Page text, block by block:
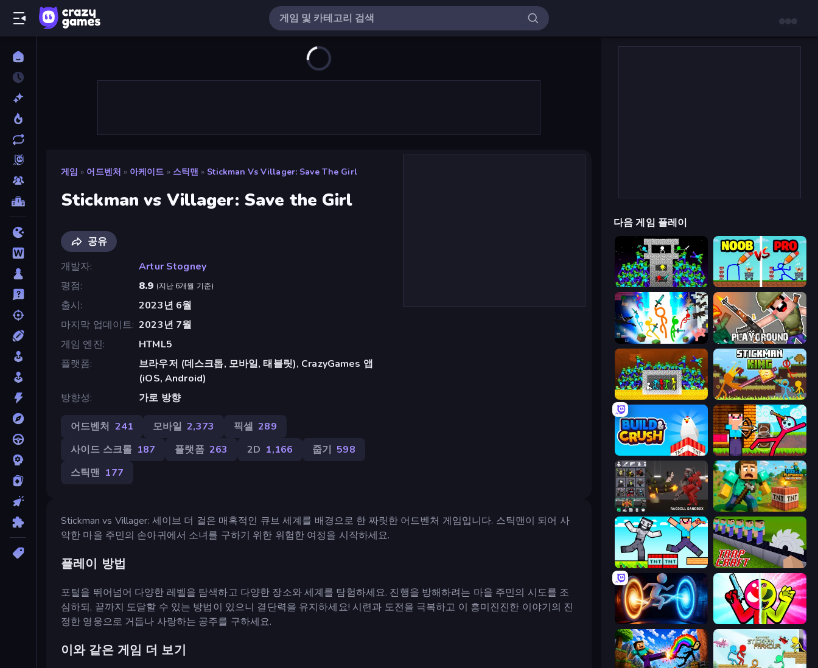
게임 » 어드벤처 » 아케이드 » 스틱맨 » Stickman Vs Villager: Save The Girl
Stickman vs Villager: Save the Girl
공유
개발자
Artur Stogney
평점
8.9 (지난 6개월 기준)
출시
2023년 6월
마지막 업데이트 2023년 7월
게임 엔진
HTML5
플랫폼
브라우저 (데스크톱, 모바일, 태블릿), CrazyGames 앱
(iOS, Android)
방향성
가로 방향
어드벤처 241 모바일 2,373 픽셀 289
사이드 스크롤 187 플랫폼 263 2D 1,166 줍기 598
스틱맨 177
Stickman vs Villager: 세이브 더 걸은 매혹적인 큐브 세계를 배경으로 한 짜릿한 어드벤처 게임입니다. 스틱맨이 되어 사
악한 마을 주민의 손아귀에서 소녀를 구하기 위한 위험한 여정을 시작하세요.
플레이 방법
포털을 뛰어넘어 다양한 레벨을 탐색하고 다양한 장소와 세계를 탐험하세요. 진행을 방해하려는 마을 주민의 시도를 조
심하되, 끝까지 도달할 수 있는 방법이 있으니 결단력을 유지하세요! 시련과 도전을 극복하고 이 흥미진진한 이야기의 진
정한 영웅으로 거듭나 사랑하는 공주를 구하세요.
이와 같은 게임 더 보기
다음 게임 플레이
Stick Epic Fighter DOP Noob: Draw to Save
Stickman Epic Playground
Stick Fighter vs Zombies Stickman King
Build and Crush Noob Archer vs Stickman Zombie
Last Play: Ragdoll Sandbox Voxel Playground: Ragdoll Noob
Noob Gigachad: Parkour Tricks Challenge Trap Craft
Portal Escape Stickman Zombie vs Stickman Hero